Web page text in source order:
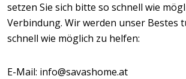
setzen Sie sich bitte so schnell wie
Verbindung. Wir werden unser Bestes
schnell wie möglich zu helfen:
E-Mail: info@savashome.at